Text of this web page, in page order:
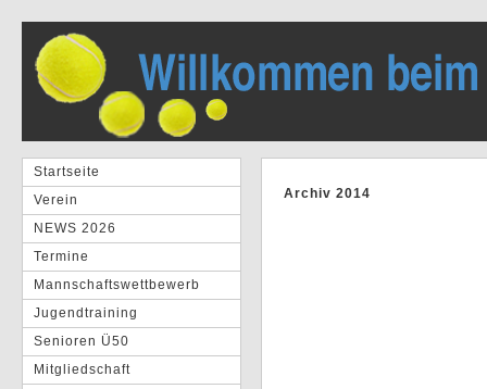
Startseite
Verein
NEWS 2026
Termine
Mannschaftswettbewerb
Jugendtraining
Senioren Ü50
Mitgliedschaft
Archiv 2014